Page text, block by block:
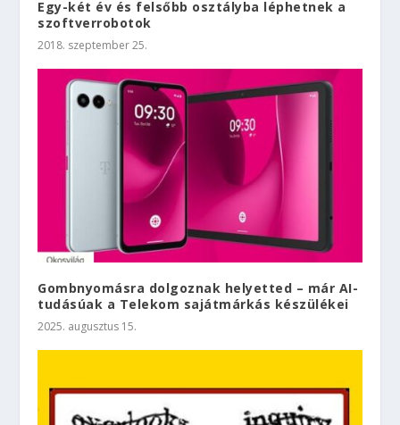
Egy-két év és felsőbb osztályba léphetnek a
szoftverrobotok
2018. szeptember 25.
Gombnyomásra dolgoznak helyetted – már AI-
tudásúak a Telekom sajátmárkás készülékei
2025. augusztus 15.